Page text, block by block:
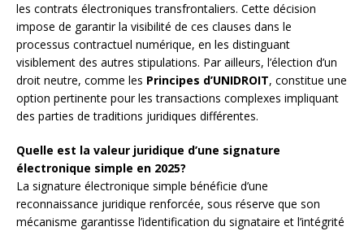
les contrats électroniques transfrontaliers. Cette décision
impose de garantir la visibilité de ces clauses dans le
processus contractuel numérique, en les distinguant
visiblement des autres stipulations. Par ailleurs, l’élection d’un
droit neutre, comme les Principes d’UNIDROIT, constitue une
option pertinente pour les transactions complexes impliquant
des parties de traditions juridiques différentes.
Quelle est la valeur juridique d’une signature
électronique simple en 2025?
La signature électronique simple bénéficie d’une
reconnaissance juridique renforcée, sous réserve que son
mécanisme garantisse l’identification du signataire et l’intégrité